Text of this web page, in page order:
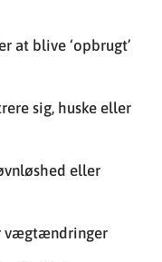
eller
vægtændringer
maveproblemer